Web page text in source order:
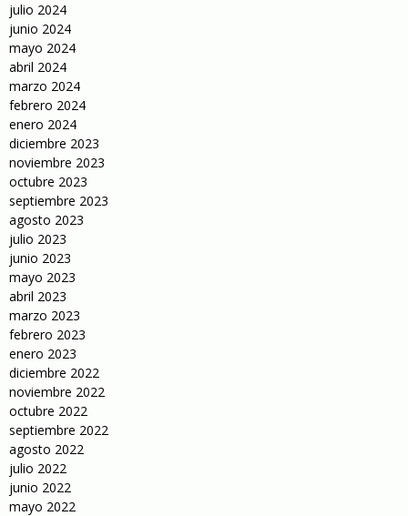
julio 2024
junio 2024
mayo 2024
abril 2024
marzo 2024
febrero 2024
enero 2024
diciembre 2023
noviembre 2023
octubre 2023
septiembre 2023
agosto 2023
julio 2023
junio 2023
mayo 2023
abril 2023
marzo 2023
febrero 2023
enero 2023
diciembre 2022
noviembre 2022
octubre 2022
septiembre 2022
agosto 2022
julio 2022
junio 2022
mayo 2022